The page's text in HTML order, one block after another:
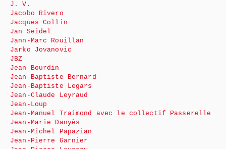
J. V.
Jacobo Rivero
Jacques Collin
Jan Seidel
Jann-Marc Rouillan
Jarko Jovanovic
JBZ
Jean Bourdin
Jean-Baptiste Bernard
Jean-Baptiste Legars
Jean-Claude Leyraud
Jean-Loup
Jean-Manuel Traimond avec le collectif Passerelle
Jean-Marie Danyès
Jean-Michel Papazian
Jean-Pierre Garnier